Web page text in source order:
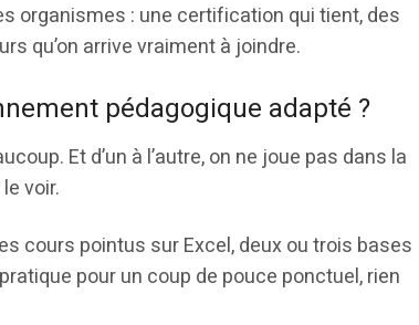
organismes : une certification qui tient, des
qu’on arrive vraiment à joindre.
pédagogique adapté ?
Et d’un à l’autre, on ne joue pas dans la
voir.
cours pointus sur Excel, deux ou trois bases
pour un coup de pouce ponctuel, rien